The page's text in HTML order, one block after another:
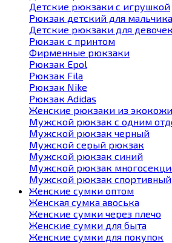
Детские рюкзаки с игрушкой
Рюкзак детский для мальчика
Детские рюкзаки для девочек
Рюкзак с принтом
Фирменные рюкзаки
Рюкзак Epol
Рюкзак Fila
Рюкзак Nike
Рюкзак Adidas
Женские рюкзаки из экокожи
Мужской рюкзак с одним
Мужской рюкзак черный
Мужской серый рюкзак
Мужской рюкзак синий
Мужской рюкзак
Мужской рюкзак спортивный
Женские сумки оптом
Женская сумка авоська
Женские сумки через плечо
Женские сумки для быта
Женские сумки для покупок